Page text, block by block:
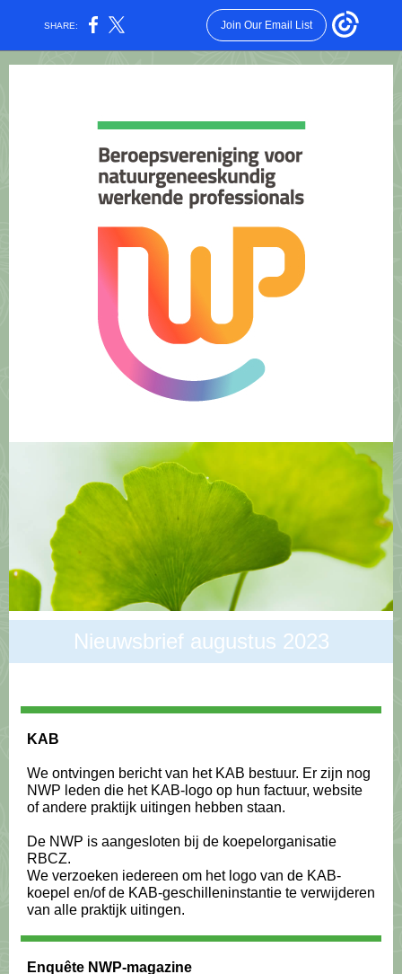
SHARE: Join Our Email List
Nieuwsbrief augustus 2023
KAB
We ontvingen bericht van het KAB bestuur. Er zijn nog
NWP leden die het KAB-logo op hun factuur, website
of andere praktijk uitingen hebben staan.
De NWP is aangesloten bij de koepelorganisatie
RBCZ.
We verzoeken iedereen om het logo van de KAB-
koepel en/of de KAB-geschilleninstantie te verwijderen
van alle praktijk uitingen.
Enquête NWP-magazine